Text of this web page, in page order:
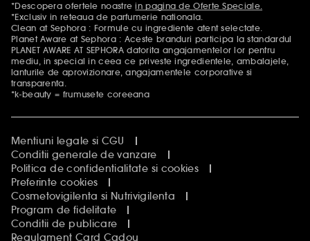
Mentiuni aditionale
*Descopera ofertele noastrein pagina de Oferte Speciale.
*Exclusiv in reteaua de parfumerie nationala.
Clean at Sephora : Formule cu ingrediente atent selectate.
Planet Aware at Sephora : Aceste branduri participa la standardul
PLANET AWARE AT SEPHORA datorita angajamentelor lor pentru
mediu, in special in ceea ce priveste ingredientele, ambalajele,
lanturile de aprovizionare, angajamentele corporative si
transparenta.
*k-beauty = frumusete coreeana
Mentiuni legale si CGU
Conditii generale de vanzare
Politica de confidentialitate si cookies
Preferinte cookies
Cosmetovigilenta si Nutrivigilenta
Program de fidelitate
Conditii de publicare
Regulament Card Cadou